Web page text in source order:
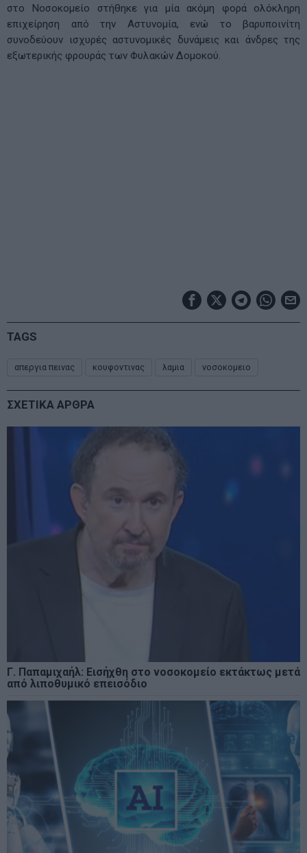
στο Νοσοκομείο στήθηκε για μία ακόμη φορά ολόκληρη
επιχείρηση από την Αστυνομία, ενώ το βαρυποινίτη
συνοδεύουν ισχυρές αστυνομικές δυνάμεις και άνδρες της
εξωτερικής φρουράς των Φυλακών Δομοκού.
TAGS
απεργια πεινας κουφοντινας λαμια νοσοκομειο
ΣΧΕΤΙΚΑ ΑΡΘΡΑ
Γ. Παπαμιχαήλ: Εισήχθη στο νοσοκομείο εκτάκτως μετά
από λιποθυμικό επεισόδιο